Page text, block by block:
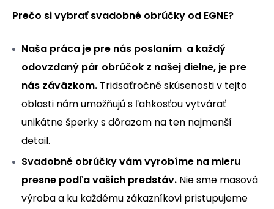
Prečo si vybrať svadobné obrúčky od EGNE?
Naša práca je pre nás poslaním a každý
odovzdaný pár obrúčok z našej dielne, je pre
nás záväzkom. Tridsaťročné skúsenosti v tejto
oblasti nám umožňujú s ľahkosťou vytvárať
unikátne šperky s dôrazom na ten najmenší
detail.
Svadobné obrúčky vám vyrobíme na mieru
presne podľa vašich predstáv. Nie sme masová
výroba a ku každému zákazníkovi pristupujeme